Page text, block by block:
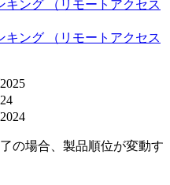
ング （リモートアクセス
ング （リモートアクセス
の場合、製品順位が変動す